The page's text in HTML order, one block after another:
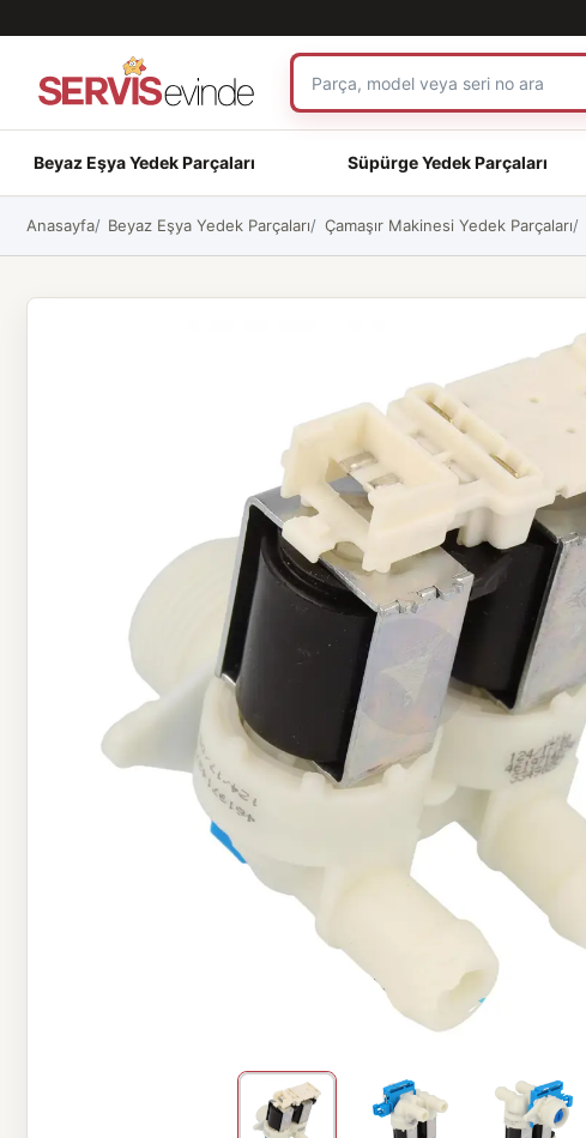
Beyaz Eşya Yedek Parçaları Süpürge Yedek Parçaları
Anasayfa Beyaz Eşya Yedek Parçaları Çamaşır Makinesi Yedek Parçaları